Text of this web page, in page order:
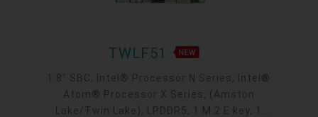
TWLF51
1.8" SBC, Intel® Processor N Series, Intel®
Atom® Processor X Series, (Amston
Lake/Twin Lake), LPDDR5, 1 M.2 E key, 1